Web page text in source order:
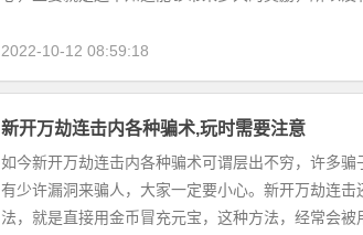
2022-10-12 08:59:18
新开万劫连击内各种骗术,玩时需要注意
如今新开万劫连击内各种骗术可谓层出不穷，许多
有少许漏洞来骗人，大家一定要小心。新开万劫连
法，就是直接用金币冒充元宝，这种方法，经常会被